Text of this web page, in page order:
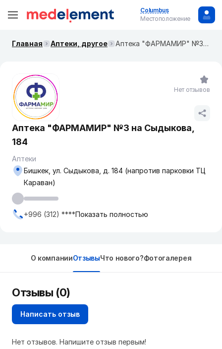
Columbus
Местоположение
Главная Аптеки, другое Аптека "ФАРМАМИР" №3 на Сыдыкова, 184
Аптека "ФАРМАМИР" №3 на Сыдыкова,
184
Аптеки
Бишкек, ул. ​Сыдыкова, д. 184 ​(напротив парковки ТЦ
Караван)
+996 (312) ****Показать полностью
Нет отзывов
О компанииОтзывыЧто нового?Фотогалерея
Отзывы (0)
Написать отзыв
Нет отзывов. Напишите отзыв первым!